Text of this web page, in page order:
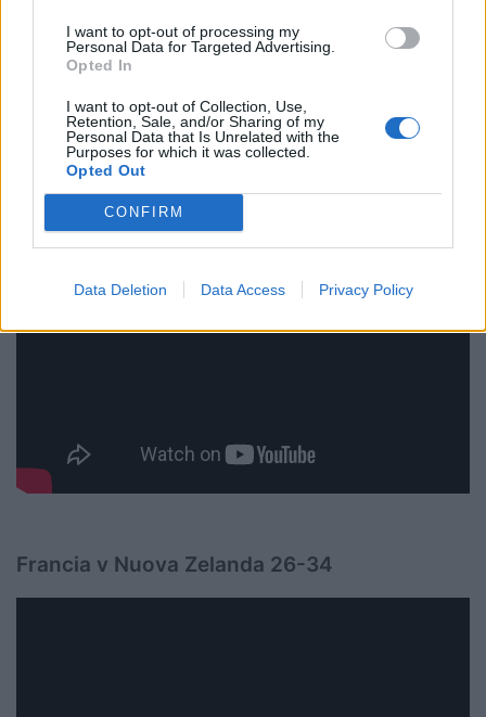
I want to opt-out of processing my
Personal Data for Targeted Advertising.
Opted In
I want to opt-out of Collection, Use,
Retention, Sale, and/or Sharing of my
Personal Data that Is Unrelated with the
Purposes for which it was collected.
Opted Out
CONFIRM
Data Deletion Data Access Privacy Policy
Irlanda v Scozia 21-22
Francia v Nuova Zelanda 26-34